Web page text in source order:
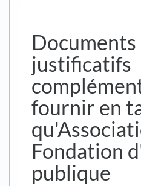
Documents
justificatifs
fournir en
Fondation
publique